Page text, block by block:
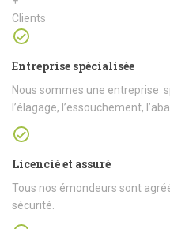
Clients
Entreprise spécialisée
Nous sommes une entreprise
l’élagage, l’essouchement,
Licencié et assuré
Tous nos émondeurs sont
sécurité.